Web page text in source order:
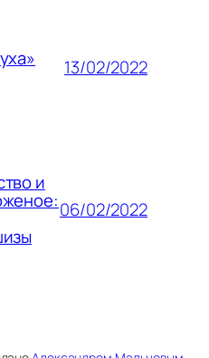
13/02/2022
и
06/02/2022